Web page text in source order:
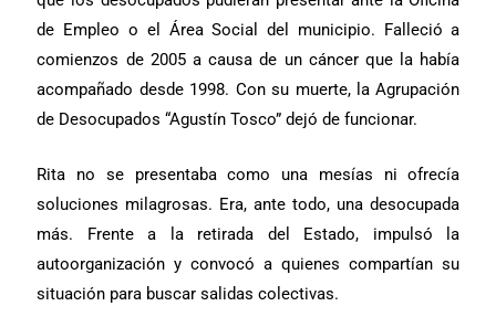
de Empleo o el Área Social del municipio. Falleció a
comienzos de 2005 a causa de un cáncer que la había
acompañado desde 1998. Con su muerte, la Agrupación
de Desocupados “Agustín Tosco” dejó de funcionar.
Rita no se presentaba como una mesías ni ofrecía
soluciones milagrosas. Era, ante todo, una desocupada
más. Frente a la retirada del Estado, impulsó la
autoorganización y convocó a quienes compartían su
situación para buscar salidas colectivas.